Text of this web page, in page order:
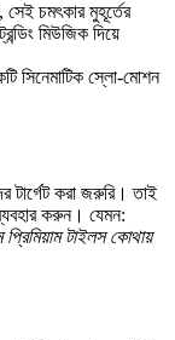
সেই চমৎকার মুহূর্তের
মিউজিক দিয়ে
সিনেমাটিক স্লো-মোশন
টার্গেট করা জরুরি। তাই
করুন। যেমন:
প্রিমিয়াম টাইলস কোথায়